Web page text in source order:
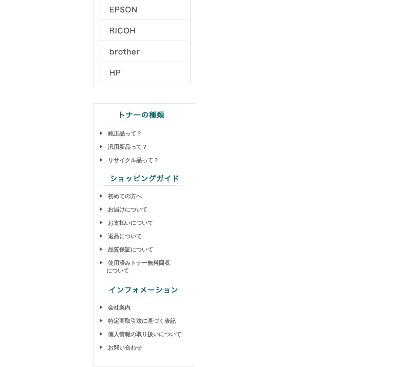
純正品って？
汎用新品って？
リサイクル品って？
初めての方へ
お届けについて
お支払いについて
返品について
品質保証について
使用済みトナー無料回収
について
会社案内
特定商取引法に基づく表記
個人情報の取り扱いについて
お問い合わせ